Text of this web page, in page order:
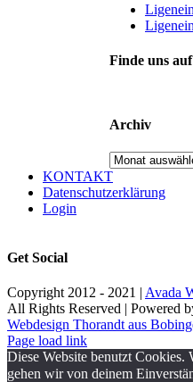
Finde uns
Archiv
Archiv
KONTAKT
Datenschutzerklärung
Login
Get Social
Copyright 2012 - 2021 | Avada
All Rights Reserved | Powered
Webdesign Thorandt aus
Page load link
Diese Website benutzt Cookies.
gehen wir von deinem